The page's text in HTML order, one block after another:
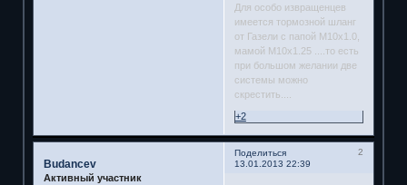
Для особо извращенцев
имеется тормозной шланг
от Газели с папой М10х1.0,
мамой М10х1.25 ....то есть
при большом желании две
системы можно
скрестить....
+2
Поделиться
2
13.01.2013 22:39
Budancev
Активный участник